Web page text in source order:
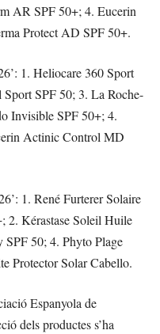
AR SPF 50+; 4. Eucerin
Protect AD SPF 50+.
1. Heliocare 360 Sport
SPF 50; 3. La Roche-
Invisible SPF 50+; 4.
Actinic Control MD
1. René Furterer Solaire
2. Kérastase Soleil Huile
50; 4. Phyto Plage
Protector Solar Cabello.
Espanyola de
dels productes s’ha